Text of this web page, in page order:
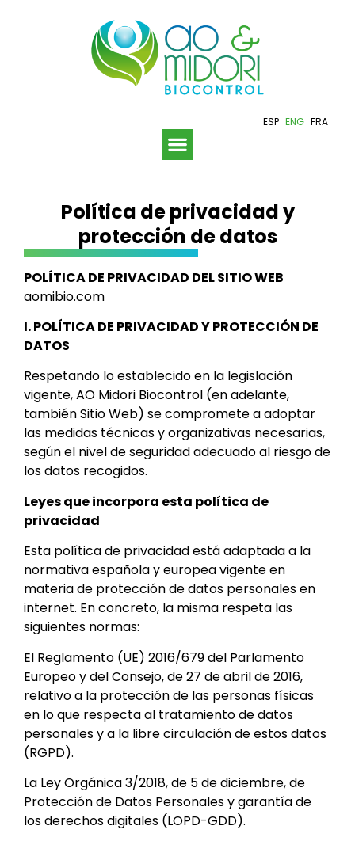
ESP ENG FRA
Política de privacidad y
protección de datos
POLÍTICA DE PRIVACIDAD DEL SITIO WEB
aomibio.com
I. POLÍTICA DE PRIVACIDAD Y PROTECCIÓN DE
DATOS
Respetando lo establecido en la legislación
vigente, AO Midori Biocontrol (en adelante,
también Sitio Web) se compromete a adoptar
las medidas técnicas y organizativas necesarias,
según el nivel de seguridad adecuado al riesgo de
los datos recogidos.
Leyes que incorpora esta política de
privacidad
Esta política de privacidad está adaptada a la
normativa española y europea vigente en
materia de protección de datos personales en
internet. En concreto, la misma respeta las
siguientes normas:
El Reglamento (UE) 2016/679 del Parlamento
Europeo y del Consejo, de 27 de abril de 2016,
relativo a la protección de las personas físicas
en lo que respecta al tratamiento de datos
personales y a la libre circulación de estos datos
(RGPD).
La Ley Orgánica 3/2018, de 5 de diciembre, de
Protección de Datos Personales y garantía de
los derechos digitales (LOPD-GDD).